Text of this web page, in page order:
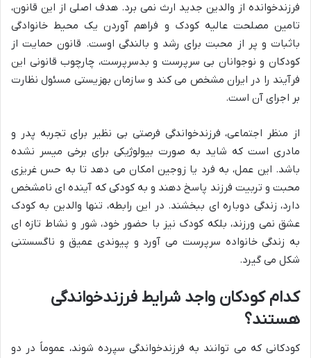
فرزندخوانده از والدین جدید ارث نمی برد. هدف اصلی از این قانون،
تامین مصلحت عالیه کودک و فراهم آوردن یک محیط خانوادگی
باثبات و پر از محبت برای رشد و بالندگی اوست. قانون حمایت از
کودکان و نوجوانان بی سرپرست و بدسرپرست، چارچوب قانونی این
فرآیند را در ایران مشخص می کند و سازمان بهزیستی مسئول نظارت
بر اجرای آن است.
از منظر اجتماعی، فرزندخواندگی فرصتی بی نظیر برای تجربه پدر و
مادری است که شاید به صورت بیولوژیکی برای برخی میسر نشده
باشد. این عمل، به فرد یا زوجین امکان می دهد تا به حس غریزی
محبت و تربیت فرزند پاسخ دهند و به کودکی که آینده ای نامشخص
دارد، زندگی دوباره ای ببخشند. در این رابطه، تنها والدین به کودک
عشق نمی ورزند، بلکه کودک نیز با حضور خود، شور و نشاط تازه ای
به زندگی خانواده سرپرست می آورد و پیوندی عمیق و ناگسستنی
شکل می گیرد.
کدام کودکان واجد شرایط فرزندخواندگی
هستند؟
کودکانی که می توانند به فرزندخواندگی سپرده شوند، عموماً در دو